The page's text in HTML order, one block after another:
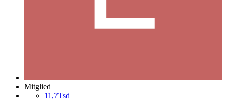
Mitglied
11,7Tsd